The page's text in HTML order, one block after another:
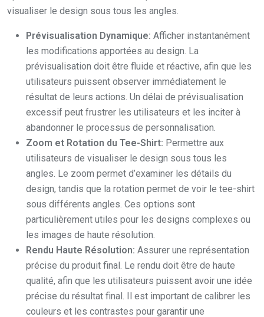
visualiser le design sous tous les angles.
Prévisualisation Dynamique: Afficher instantanément
les modifications apportées au design. La
prévisualisation doit être fluide et réactive, afin que les
utilisateurs puissent observer immédiatement le
résultat de leurs actions. Un délai de prévisualisation
excessif peut frustrer les utilisateurs et les inciter à
abandonner le processus de personnalisation.
Zoom et Rotation du Tee-Shirt: Permettre aux
utilisateurs de visualiser le design sous tous les
angles. Le zoom permet d’examiner les détails du
design, tandis que la rotation permet de voir le tee-shirt
sous différents angles. Ces options sont
particulièrement utiles pour les designs complexes ou
les images de haute résolution.
Rendu Haute Résolution: Assurer une représentation
précise du produit final. Le rendu doit être de haute
qualité, afin que les utilisateurs puissent avoir une idée
précise du résultat final. Il est important de calibrer les
couleurs et les contrastes pour garantir une